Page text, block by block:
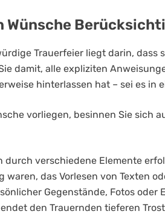
Wünsche
Trauerfeier liegt darin, dass
damit, alle expliziten
hinterlassen hat – sei es in
vorliegen, besinnen Sie sich
durch verschiedene Elemente
waren, das Vorlesen von Texten
Gegenstände, Fotos
den Trauernden tieferen